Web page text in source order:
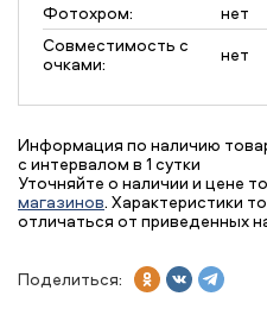
Фотохром:
нет
Совместимость с
очками:
нет
Информация по наличию
с интервалом в 1 сутки
Уточняйте о наличии и цене
магазинов. Характеристики
отличаться от приведенных
Поделиться: